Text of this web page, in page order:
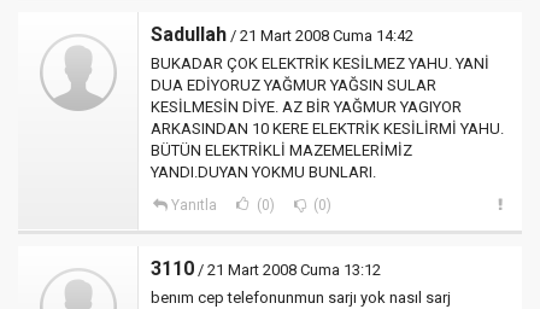
Sadullah / 21 Mart 2008 Cuma 14:42
BUKADAR ÇOK ELEKTRİK KESİLMEZ YAHU. YANİ
DUA EDİYORUZ YAĞMUR YAĞSIN SULAR
KESİLMESİN DİYE. AZ BİR YAĞMUR YAGIYOR
ARKASINDAN 10 KERE ELEKTRİK KESİLİRMİ YAHU.
BÜTÜN ELEKTRİKLİ MAZEMELERİMİZ
YANDI.DUYAN YOKMU BUNLARI.
Yanıtla (0) (0)
3110 / 21 Mart 2008 Cuma 13:12
benım cep telefonunmun sarjı yok nasıl sarj